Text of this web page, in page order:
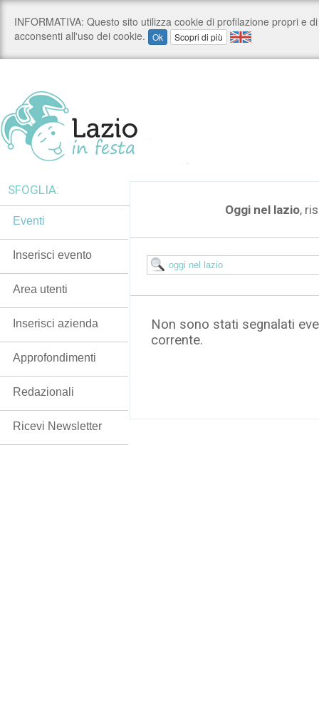
Oggi nel lazio,
Non sono stati segnalati
corrente.
SFOGLIA:
Eventi
Inserisci evento
Area utenti
Inserisci azienda
Approfondimenti
Redazionali
Ricevi Newsletter